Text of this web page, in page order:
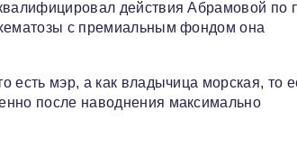
действия Абрамовой по
с премиальным фондом она
есть мэр, а как владычица морская, то
после наводнения максимально